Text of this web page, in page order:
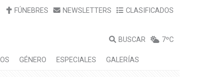
FÚNEBRES NEWSLETTERS CLASIFICADOS
BUSCAR 7ºC
GÉNERO ESPECIALES GALERÍAS